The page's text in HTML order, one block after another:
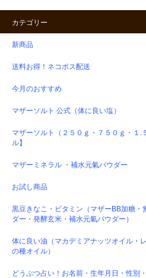
カテゴリー
新商品
送料お得！ネコポス配送
今月のおすすめ
マザーソルト 公式（体に良い塩）
マザーソルト（２５０ｇ・７５０ｇ・１.
ル】
マザーミネラル ・補水元氣パウダー
お試し商品
黒豆きなこ・ビタミン（マザーBB加糖・
ダー・発酵玄米・補水元氣パウダー）
体に良い油（マカデミアナッツオイル・
の種オイル）
どうぶつ占い！お名前・生年月日・性別